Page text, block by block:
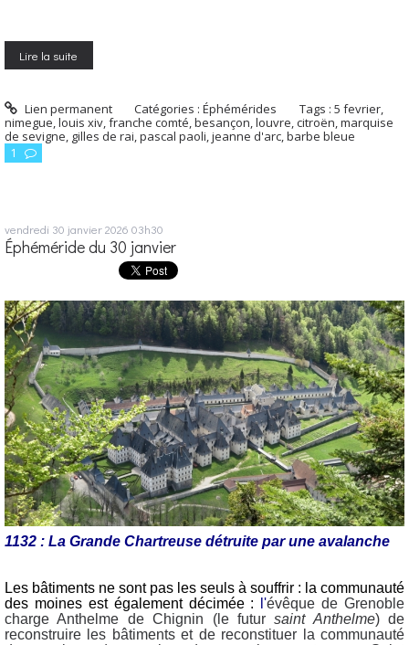
Lire la suite
Lien permanent Catégories :Éphémérides Tags :5 fevrier,
nimegue,louis xiv,franche comté,besançon,louvre,citroën,marquise
de sevigne, gilles de rai,pascal paoli,jeanne d'arc,barbe bleue
1
vendredi 30 janvier 2026 03h30
Éphéméride du 30 janvier
1132 : La Grande Chartreuse détruite par une avalanche
Les bâtiments ne sont pas les seuls à souffrir : la communauté
des moines est également décimée : l'évêque de Grenoble
charge Anthelme de Chignin (le futursaint Anthelme) de
reconstruire les bâtiments et de reconstituer la communauté